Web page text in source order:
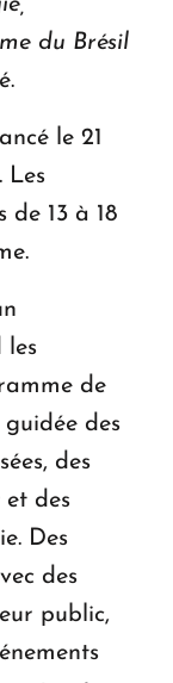
du Brésil
le 21
Les
13 à 18
les
de
des
des
et des
Des
des
public,